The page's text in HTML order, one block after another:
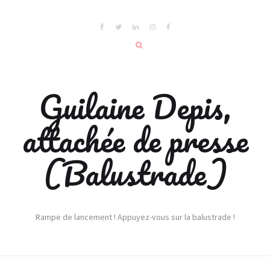
Guilaine Depis,
attachée de presse
(Balustrade)
Rampe de lancement ! Appuyez-vous sur la balustrade !